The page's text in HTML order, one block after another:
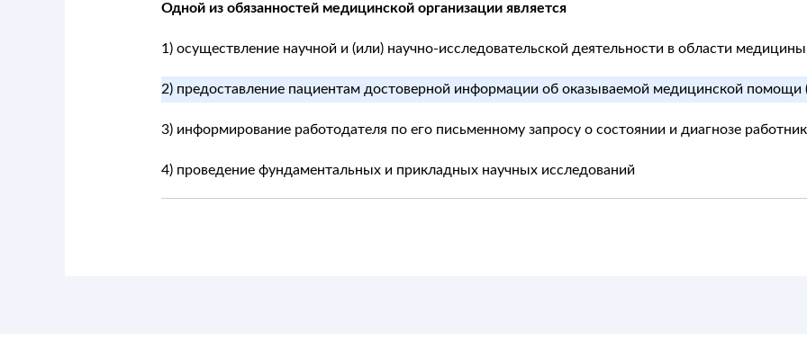
Одной из обязанностей медицинской организации является
1) осуществление научной и (или) научно-исследовательской деятельности в области медицины
2) предоставление пациентам достоверной информации об оказываемой медицинской помощи
3) информирование работодателя по его письменному запросу о состоянии и диагнозе
4) проведение фундаментальных и прикладных научных исследований